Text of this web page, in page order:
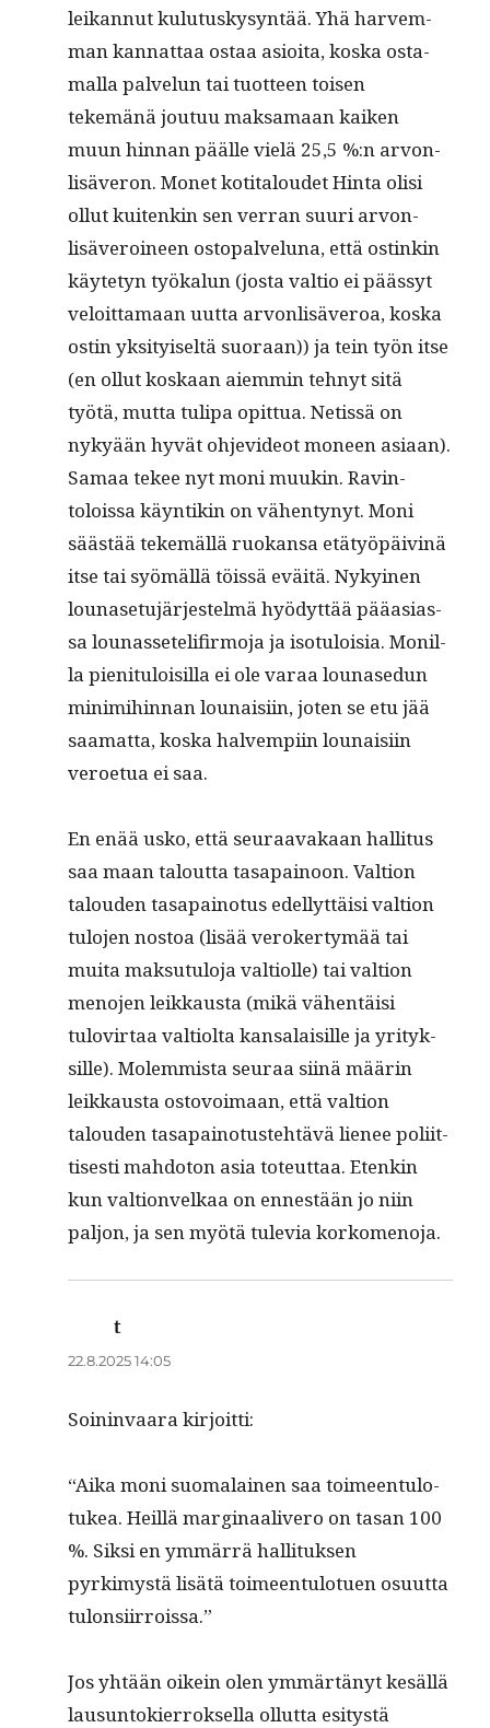
leikan­nut kulu­tuskysyn­tää. Yhä harvem­
man kan­nat­taa ostaa asioi­ta, kos­ka osta­
mal­la palvelun tai tuot­teen toisen
tekemänä joutuu mak­samaan kaiken
muun hin­nan päälle vielä 25,5 %:n arvon­
lisäveron. Mon­et koti­taloudet Hin­ta olisi
ollut kuitenkin sen ver­ran suuri arvon­
lisäveroi­neen ostopalvelu­na, että ostinkin
käyte­tyn työkalun (jos­ta val­tio ei päässyt
veloit­ta­maan uut­ta arvon­lisäveroa, kos­ka
ostin yksi­tyiseltä suo­raan)) ja tein työn itse
(en ollut koskaan aiem­min tehnyt sitä
työtä, mut­ta tuli­pa opit­tua. Netis­sä on
nykyään hyvät ohje­v­ideot mon­een asi­aan).
Samaa tekee nyt moni muukin. Rav­in­
tolois­sa käyn­tikin on vähen­tynyt. Moni
säästää tekemäl­lä ruokansa etä­työpäiv­inä
itse tai syömäl­lä töis­sä eväitä. Nykyi­nen
lounase­tu­jär­jestelmä hyödyt­tää pääasi­as­
sa lounas­setelifir­mo­ja ja iso­tu­loisia. Monil­
la pien­i­t­u­loisil­la ei ole varaa lounase­dun
min­im­i­hin­nan lounaisi­in, joten se etu jää
saa­mat­ta, kos­ka halvem­pi­in lounaisi­in
veroe­t­ua ei saa.
En enää usko, että seu­raavakaan hal­li­tus
saa maan talout­ta tas­apain­oon. Val­tion
talouden tas­apain­o­tus edel­lyt­täisi val­tion
tulo­jen nos­toa (lisää vero­ker­tymää tai
mui­ta mak­su­tu­lo­ja val­ti­olle) tai val­tion
meno­jen leikkaus­ta (mikä vähen­täisi
tulovir­taa val­ti­ol­ta kansalaisille ja yri­tyk­
sille). Molem­mista seu­raa siinä määrin
leikkaus­ta ostovoimaan, että val­tion
talouden tas­apain­o­tuste­htävä lie­nee poli­it­
tis­es­ti mah­do­ton asia toteut­taa. Etenkin
kun val­tion­velkaa on ennestään jo niin
paljon, ja sen myötä tule­via korkomenoja.
t
22.8.2025 14:05
Soin­in­vaara kirjoitti:
“Aika moni suo­ma­lainen saa toimeen­tu­lo­
tukea. Heil­lä mar­gin­aaliv­ero on tasan 100
%. Sik­si en ymmär­rä hal­li­tuk­sen
pyrkimys­tä lisätä toimeen­tu­lotuen osu­ut­ta
tulonsiirroissa.”
Jos yhtään oikein olen ymmärtänyt kesäl­lä
lausun­tok­ier­roksel­la ollut­ta esi­tys­tä